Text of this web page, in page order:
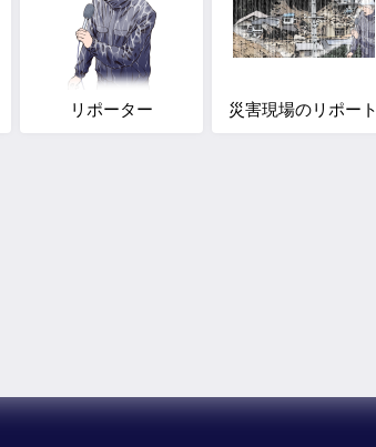
リポーター 災害現場のリポート